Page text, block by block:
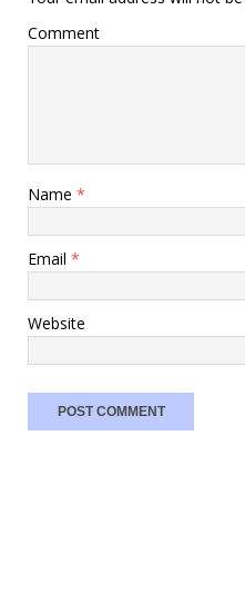
Comment
Name *
Email *
Website